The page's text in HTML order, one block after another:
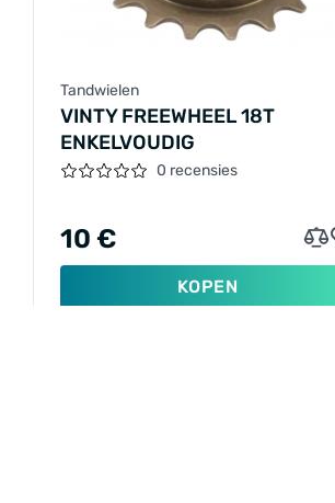
Tandwielen
VINTY FREEWHEEL 18T
ENKELVOUDIG
0 recensies
10 €
KOPEN